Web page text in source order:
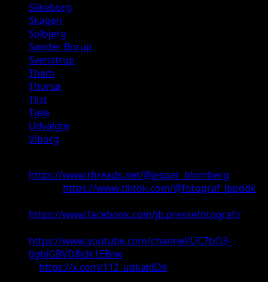
Silkeborg
Skagen
Solbjerg
Sønder Borup
Svenstrup
Them
Thorsø
Tilst
Tjele
Udvalgte
Viborg
https://www.threads.net/@jesper_blomberg
https://www.tiktok.com/@fotograf_jbpddk
https://www.facebook.com/jb.pressefotografi/
https://www.youtube.com/channel/UC7bO3-
0ghiGBVD8jdk1EBrw
https://x.com/112_udkaldDK